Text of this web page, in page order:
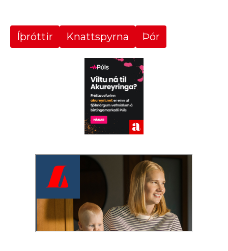
Íþróttir Knattspyrna Þór